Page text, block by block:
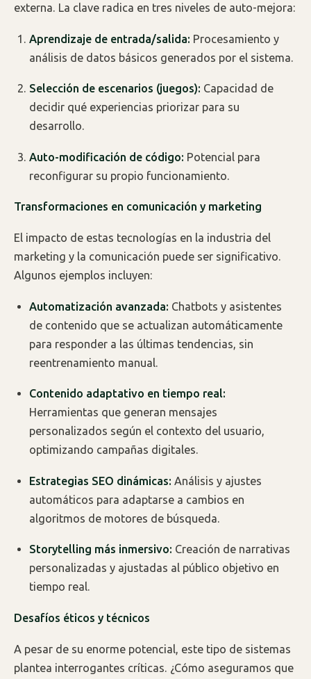
externa. La clave radica en tres niveles de auto-mejora:
Aprendizaje de entrada/salida: Procesamiento y
análisis de datos básicos generados por el sistema.
Selección de escenarios (juegos): Capacidad de
decidir qué experiencias priorizar para su
desarrollo.
Auto-modificación de código: Potencial para
reconfigurar su propio funcionamiento.
Transformaciones en comunicación y marketing
El impacto de estas tecnologías en la industria del
marketing y la comunicación puede ser significativo.
Algunos ejemplos incluyen:
Automatización avanzada: Chatbots y asistentes
de contenido que se actualizan automáticamente
para responder a las últimas tendencias, sin
reentrenamiento manual.
Contenido adaptativo en tiempo real:
Herramientas que generan mensajes
personalizados según el contexto del usuario,
optimizando campañas digitales.
Estrategias SEO dinámicas: Análisis y ajustes
automáticos para adaptarse a cambios en
algoritmos de motores de búsqueda.
Storytelling más inmersivo: Creación de narrativas
personalizadas y ajustadas al público objetivo en
tiempo real.
Desafíos éticos y técnicos
A pesar de su enorme potencial, este tipo de sistemas
plantea interrogantes críticas. ¿Cómo aseguramos que